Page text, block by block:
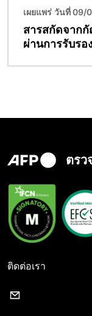
เผยแพร่ วันที่ 09/
สารสกัดจาก
ผ่านการรับรอ
ตรว
ติดต่อเรา